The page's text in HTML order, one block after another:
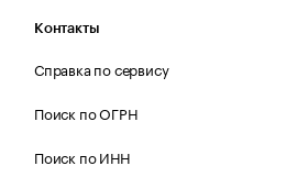
Контакты
Справка по сервису
Поиск по ОГРН
Поиск по ИНН